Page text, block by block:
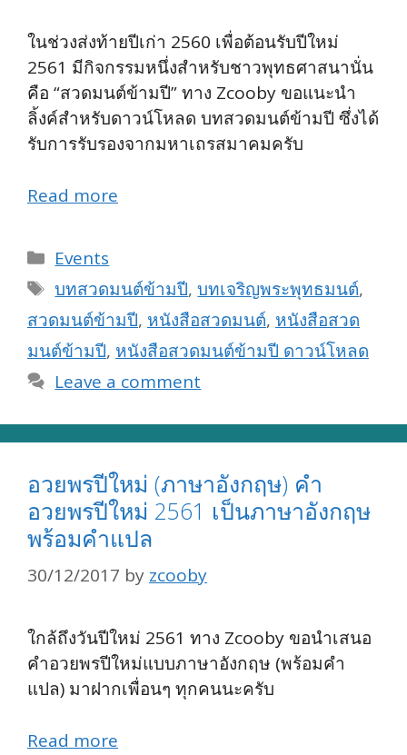
ในช่วงส่งท้ายปีเก่า 2560 เพื่อต้อนรับปีใหม่
2561 มีกิจกรรมหนึ่งสำหรับชาวพุทธศาสนานั่น
คือ “สวดมนต์ข้ามปี” ทาง Zcooby ขอแนะนำ
ลิ้งค์สำหรับดาวน์โหลด บทสวดมนต์ข้ามปี ซึ่งได้
รับการรับรองจากมหาเถรสมาคมครับ
Read more
Categories
Events
Tags
บทสวดมนต์ข้ามปี,บทเจริญพระพุทธมนต์,
สวดมนต์ข้ามปี, หนังสือสวดมนต์, หนังสือสวด
มนต์ข้ามปี, หนังสือสวดมนต์ข้ามปี ดาวน์โหลด
Leave a comment
อวยพรปีใหม่ (ภาษาอังกฤษ) คำ
อวยพรปีใหม่ 2561 เป็นภาษาอังกฤษ
พร้อมคำแปล
30/12/2017 by zcooby
ใกล้ถึงวันปีใหม่ 2561 ทาง Zcooby ขอนำเสนอ
คำอวยพรปีใหม่แบบภาษาอังกฤษ (พร้อมคำ
แปล) มาฝากเพื่อนๆ ทุกคนนะครับ
Read more